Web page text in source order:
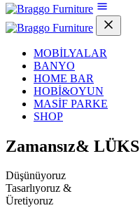
MOBİLYALAR
BANYO
HOME BAR
HOBİ&OYUN
MASİF PARKE
SHOP
Zamansız& LÜKS
Düşünüyoruz
Tasarlıyoruz &
Üretiyoruz